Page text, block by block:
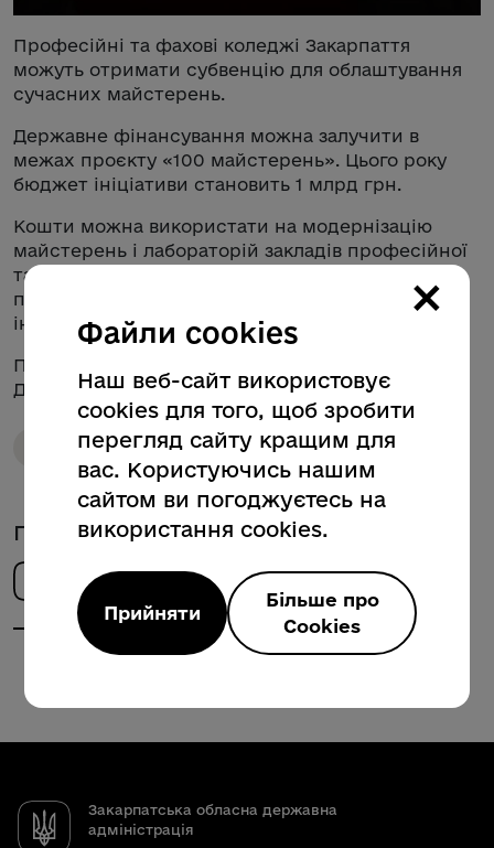
Професійні та фахові коледжі Закарпаття
можуть отримати субвенцію для облаштування
сучасних майстерень.
Державне фінансування можна залучити в
межах проєкту «100 майстерень». Цього року
бюджет ініціативи становить 1 млрд грн.
Кошти можна використати на модернізацію
майстерень і лабораторій закладів професійної
та фахової передвищої освіти, а також для
підвищення енергоефективності, безпеки та
інклюзивності освітнього простору.
Подати заявку можна до 21 квітня включно.
Детальніше про умови читайтена сайті МОН
Державна субвенція Освіта Профтехосвіта
Поділитись новиною
Закарпатська обласна державна
адміністрація
×
Файли cookies
Наш веб-сайт використовує
cookies для того, щоб зробити
перегляд сайту кращим для
вас. Користуючись нашим
сайтом ви погоджуєтесь на
використання cookies.
Прийняти
Більше про
Cookies